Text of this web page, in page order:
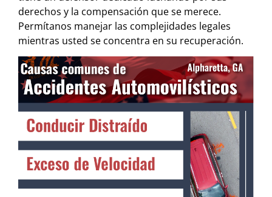
derechos y la compensación que se merece.
Permítanos manejar las complejidades legales
mientras usted se concentra en su recuperación.